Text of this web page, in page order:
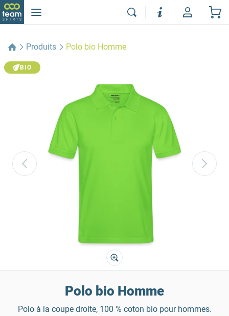
Produits Polo bio Homme
BIO
Polo bio Homme
Polo à la coupe droite, 100 % coton bio pour hommes.